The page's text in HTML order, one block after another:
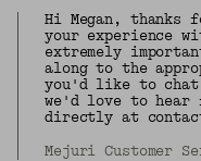
Hi Megan, thanks
your experience
extremely
along to the
you'd like to chat
we'd love to hear
directly at
Mejuri Customer